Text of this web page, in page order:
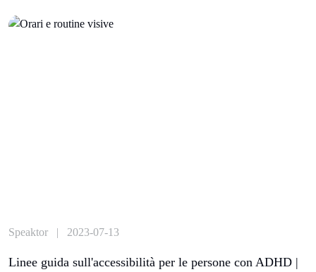
Speaktor | 2023-07-13
Linee guida sull'accessibilità per le persone con ADHD |